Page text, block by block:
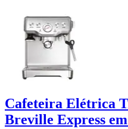
Cafeteira Elétrica
Breville Express